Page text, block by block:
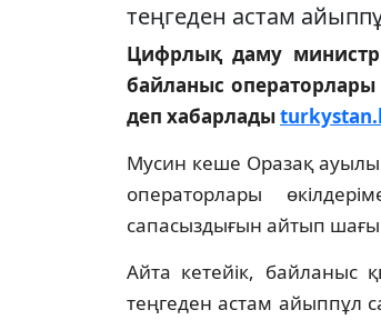
теңгеден астам
Цифрлық даму
байланыс операторлары
деп хабарлады
Мусин кеше Оразақ
операторлары
сапасыздығын айтып
Айта кетейік, байланыс
теңгеден астам айыппұл